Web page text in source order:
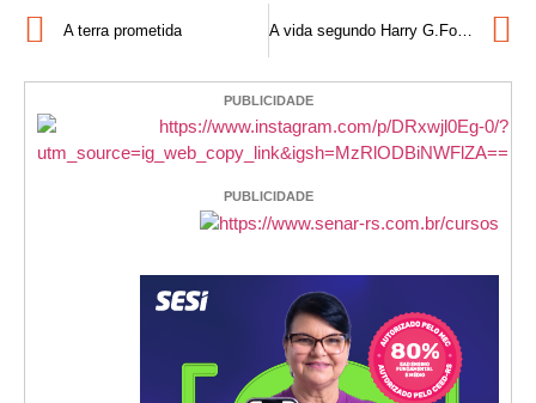
A terra prometida A vida segundo Harry G.Fockink
PUBLICIDADE
PUBLICIDADE